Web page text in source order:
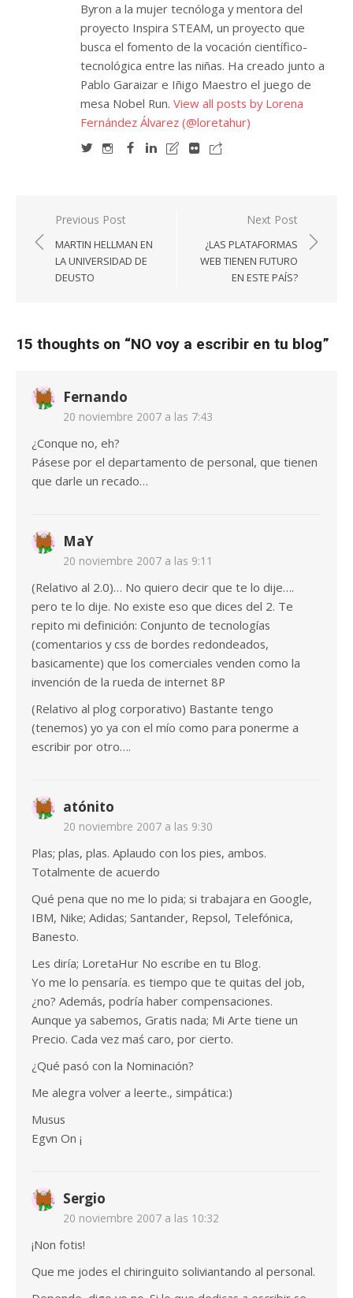
Byron a la mujer tecnóloga y mentora del
proyecto Inspira STEAM, un proyecto que
busca el fomento de la vocación científico-
tecnológica entre las niñas. Ha creado junto a
Pablo Garaizar e Iñigo Maestro el juego de
mesa Nobel Run. View all posts by Lorena
Fernández Álvarez (@loretahur)
Navegación
de
entradas
Previous Post
MARTIN HELLMAN EN
LA UNIVERSIDAD DE
DEUSTO
Next Post
¿LAS PLATAFORMAS
WEB TIENEN FUTURO
EN ESTE PAÍS?
15 thoughts on “NO voy a escribir en tu blog”
Fernando
20 noviembre 2007 a las 7:43
¿Conque no, eh?
Pásese por el departamento de personal, que tienen
que darle un recado…
MaY
20 noviembre 2007 a las 9:11
(Relativo al 2.0)… No quiero decir que te lo dije….
pero te lo dije. No existe eso que dices del 2. Te
repito mi definición: Conjunto de tecnologías
(comentarios y css de bordes redondeados,
basicamente) que los comerciales venden como la
invención de la rueda de internet 8P
(Relativo al plog corporativo) Bastante tengo
(tenemos) yo ya con el mío como para ponerme a
escribir por otro….
atónito
20 noviembre 2007 a las 9:30
Plas; plas, plas. Aplaudo con los pies, ambos.
Totalmente de acuerdo
Qué pena que no me lo pida; si trabajara en Google,
IBM, Nike; Adidas; Santander, Repsol, Telefónica,
Banesto.
Les diría; LoretaHur No escribe en tu Blog.
Yo me lo pensaría. es tiempo que te quitas del job,
¿no? Además, podría haber compensaciones.
Aunque ya sabemos, Gratis nada; Mi Arte tiene un
Precio. Cada vez maś caro, por cierto.
¿Qué pasó con la Nominación?
Me alegra volver a leerte., simpática:)
Musus
Egvn On ¡
Sergio
20 noviembre 2007 a las 10:32
¡Non fotis!
Que me jodes el chiringuito soliviantando al personal.